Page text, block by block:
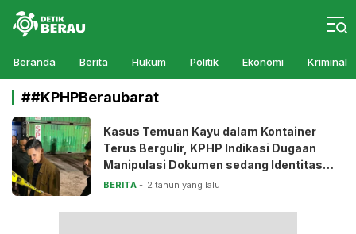
Detikberau.com
Media Diskusi Rakyat
Beranda Berita Hukum Politik Ekonomi Kriminal
##KPHPBeraubarat
Kasus Temuan Kayu dalam Kontainer
Terus Bergulir, KPHP Indikasi Dugaan
Manipulasi Dokumen sedang Identitas
Pelaku Masih Samar
BERITA 2 tahun yang lalu